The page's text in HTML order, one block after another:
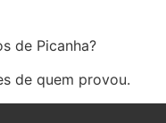
de Picanha?
de quem provou.